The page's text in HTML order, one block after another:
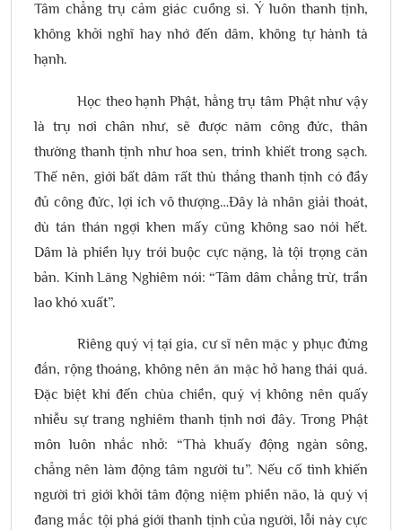
Tâm chẳng trụ cảm giác cuồng si. Ý luôn thanh tịnh,
không khởi nghĩ hay nhớ đến dâm, không tự hành tà
hạnh.
Học theo hạnh Phật, hằng trụ tâm Phật như vậy
là trụ nơi chân như, sẽ được năm công đức, thân
thường thanh tịnh như hoa sen, trinh khiết trong sạch.
Thế nên, giới bất dâm rất thù thắng thanh tịnh có đầy
đủ công đức, lợi ích vô thượng…Đây là nhân giải thoát,
dù tán thán ngợi khen mấy cũng không sao nói hết.
Dâm là phiền lụy trói buộc cực nặng, là tội trọng căn
bản. Kinh Lăng Nghiêm nói: “Tâm dâm chẳng trừ, trần
lao khó xuất”.
Riêng quý vị tại gia, cư sĩ nên mặc y phục đứng
đắn, rộng thoáng, không nên ăn mặc hở hang thái quá.
Đặc biệt khi đến chùa chiền, quý vị không nên quấy
nhiễu sự trang nghiêm thanh tịnh nơi đây. Trong Phật
môn luôn nhắc nhở: “Thà khuấy động ngàn sông,
chẳng nên làm động tâm người tu”. Nếu cố tình khiến
người trì giới khởi tâm động niệm phiền não, là quý vị
đang mắc tội phá giới thanh tịnh của người, lỗi này cực